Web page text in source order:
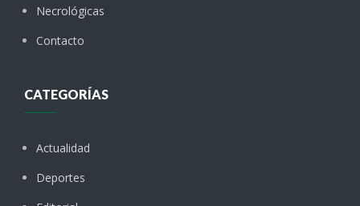
Necrológicas
Contacto
CATEGORÍAS
Actualidad
Deportes